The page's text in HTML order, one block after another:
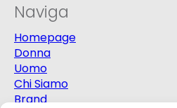
Naviga
Homepage
Donna
Uomo
Chi Siamo
Brand